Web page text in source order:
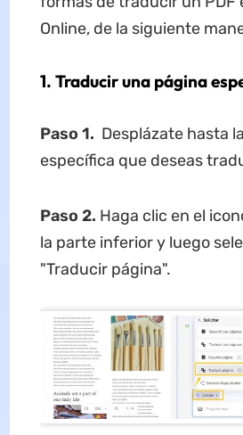
Online, de la siguiente
1. Traducir una página
Paso 1. Desplázate hasta
específica que deseas
Paso 2. Haga clic en el
la parte inferior y luego
"Traducir página".